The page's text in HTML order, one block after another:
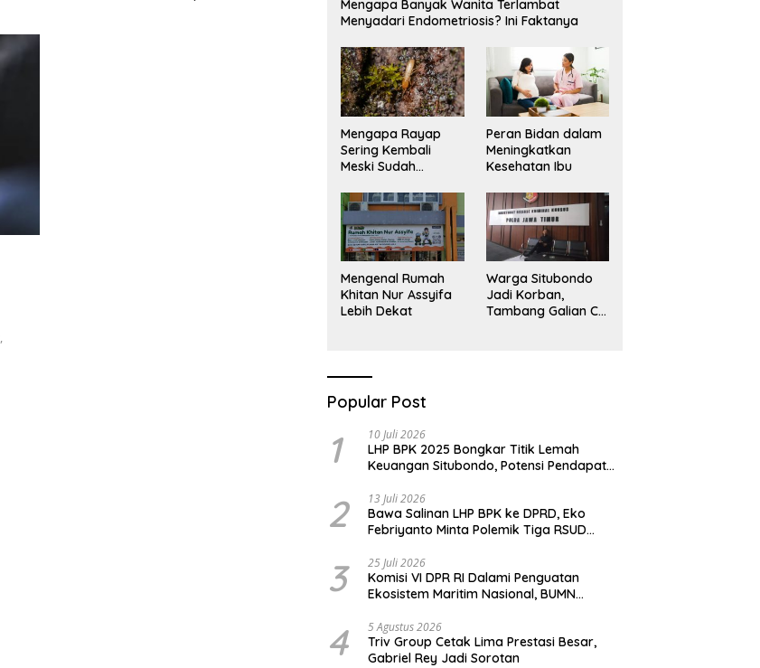
Sekadar Narasi.
Mengapa Banyak Wanita Terlambat
Menyadari Endometriosis? Ini Faktanya
Mengapa Rayap
Sering Kembali
Meski Sudah
Peran Bidan dalam
Meningkatkan
Kesehatan Ibu
Mengenal Rumah
Khitan Nur Assyifa
Lebih Dekat
Warga Situbondo
Jadi Korban,
Tambang Galian C
Popular Post
1 10 Juli 2026
LHP BPK 2025 Bongkar Titik Lemah
Keuangan Situbondo, Potensi Pendapatan
2 13 Juli 2026
Bawa Salinan LHP BPK ke DPRD, Eko
Febriyanto Minta Polemik Tiga RSUD
Opini
3 25 Juli 2026
Komisi VI DPR RI Dalami Penguatan
Ekosistem Maritim Nasional, BUMN
Surabaya
4 5 Agustus 2026
Triv Group Cetak Lima Prestasi Besar,
Gabriel Rey Jadi Sorotan